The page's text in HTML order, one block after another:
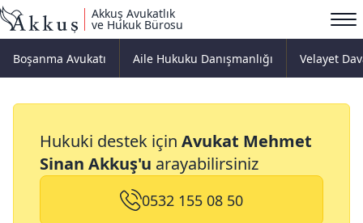
Akkuş Avukatlık
ve Hukuk Bürosu
Boşanma Avukatı Aile Hukuku Danışmanlığı Velayet
Piyasası Hukuku
Hukuki destek için Avukat Mehmet
Sinan Akkuş'u arayabilirsiniz
0532 155 08 50